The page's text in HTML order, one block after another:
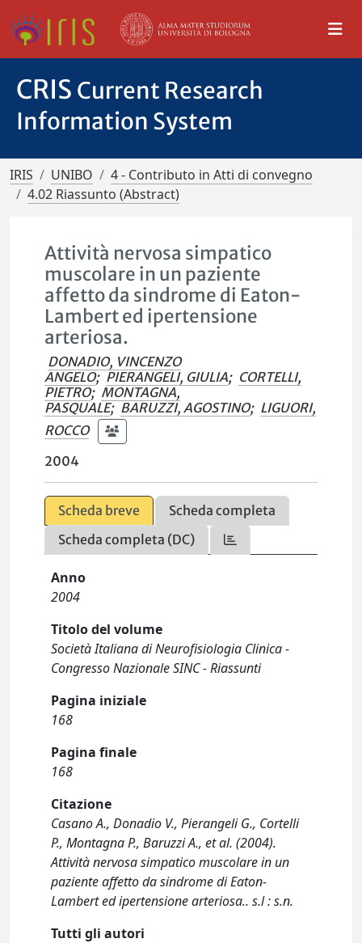
CRIS Current Research
Information System
IRIS UNIBO
4 - Contributo in Atti di convegno
4.02 Riassunto (Abstract)
Attività nervosa simpatico
muscolare in un paziente
affetto da sindrome di Eaton-
Lambert ed ipertensione
arteriosa.
DONADIO, VINCENZO
ANGELO; PIERANGELI, GIULIA; CORTELLI,
PIETRO; MONTAGNA,
PASQUALE; BARUZZI, AGOSTINO; LIGUORI,
ROCCO
2004
Scheda breve
Scheda completa
Scheda completa (DC)
Anno
2004
Titolo del volume
Società Italiana di Neurofisiologia Clinica -
Congresso Nazionale SINC - Riassunti
Pagina iniziale
168
Pagina finale
168
Citazione
Casano A., Donadio V., Pierangeli G., Cortelli
P., Montagna P., Baruzzi A., et al. (2004).
Attività nervosa simpatico muscolare in un
paziente affetto da sindrome di Eaton-
Lambert ed ipertensione arteriosa.. s.l : s.n.
Tutti gli autori